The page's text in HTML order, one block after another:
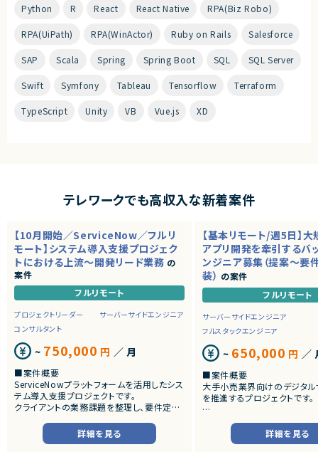
Python R React React Native RPA(Biz Robo)
RPA(UiPath) RPA(WinActor) Ruby on Rails Salesforce
SAP Scala Spring Spring Boot SQL SQL Server
Swift Symfony Tableau Tensorflow Terraform
TypeScript Unity VB Vue.js XD
テレワークでも高収入な新着案件
【10月開始／ServiceNow／フルリ
モート】システム導入支援プロジェク
トにおける上流～開発リード業務 の
案件
フルリモート
プロジェクトリーダー
サーバーサイドエンジニア
コンサルタント
~ 750,000 円 ／ 月
■案件概要
ServiceNowプラットフォームを活用したシス
テム導入支援プロジェクトです。
クライアントの業務課題を整理し、要件定義
だきます。
詳細を見る
【基本リモート/週5日】
アプリ開発を牽引するバ
ンジニア募集（提案～要
装） の案件
フルリモート
サーバーサイドエンジニア
フルスタックエンジニア
~ 650,000 円 ／
■案件概要
大手小売業界向けのデジタ
を推進するプロジェクトです。
■プロダクトやサービスの概
・店舗向けスマホアプリおよ
システムの継続的なエンハ
詳細を見る